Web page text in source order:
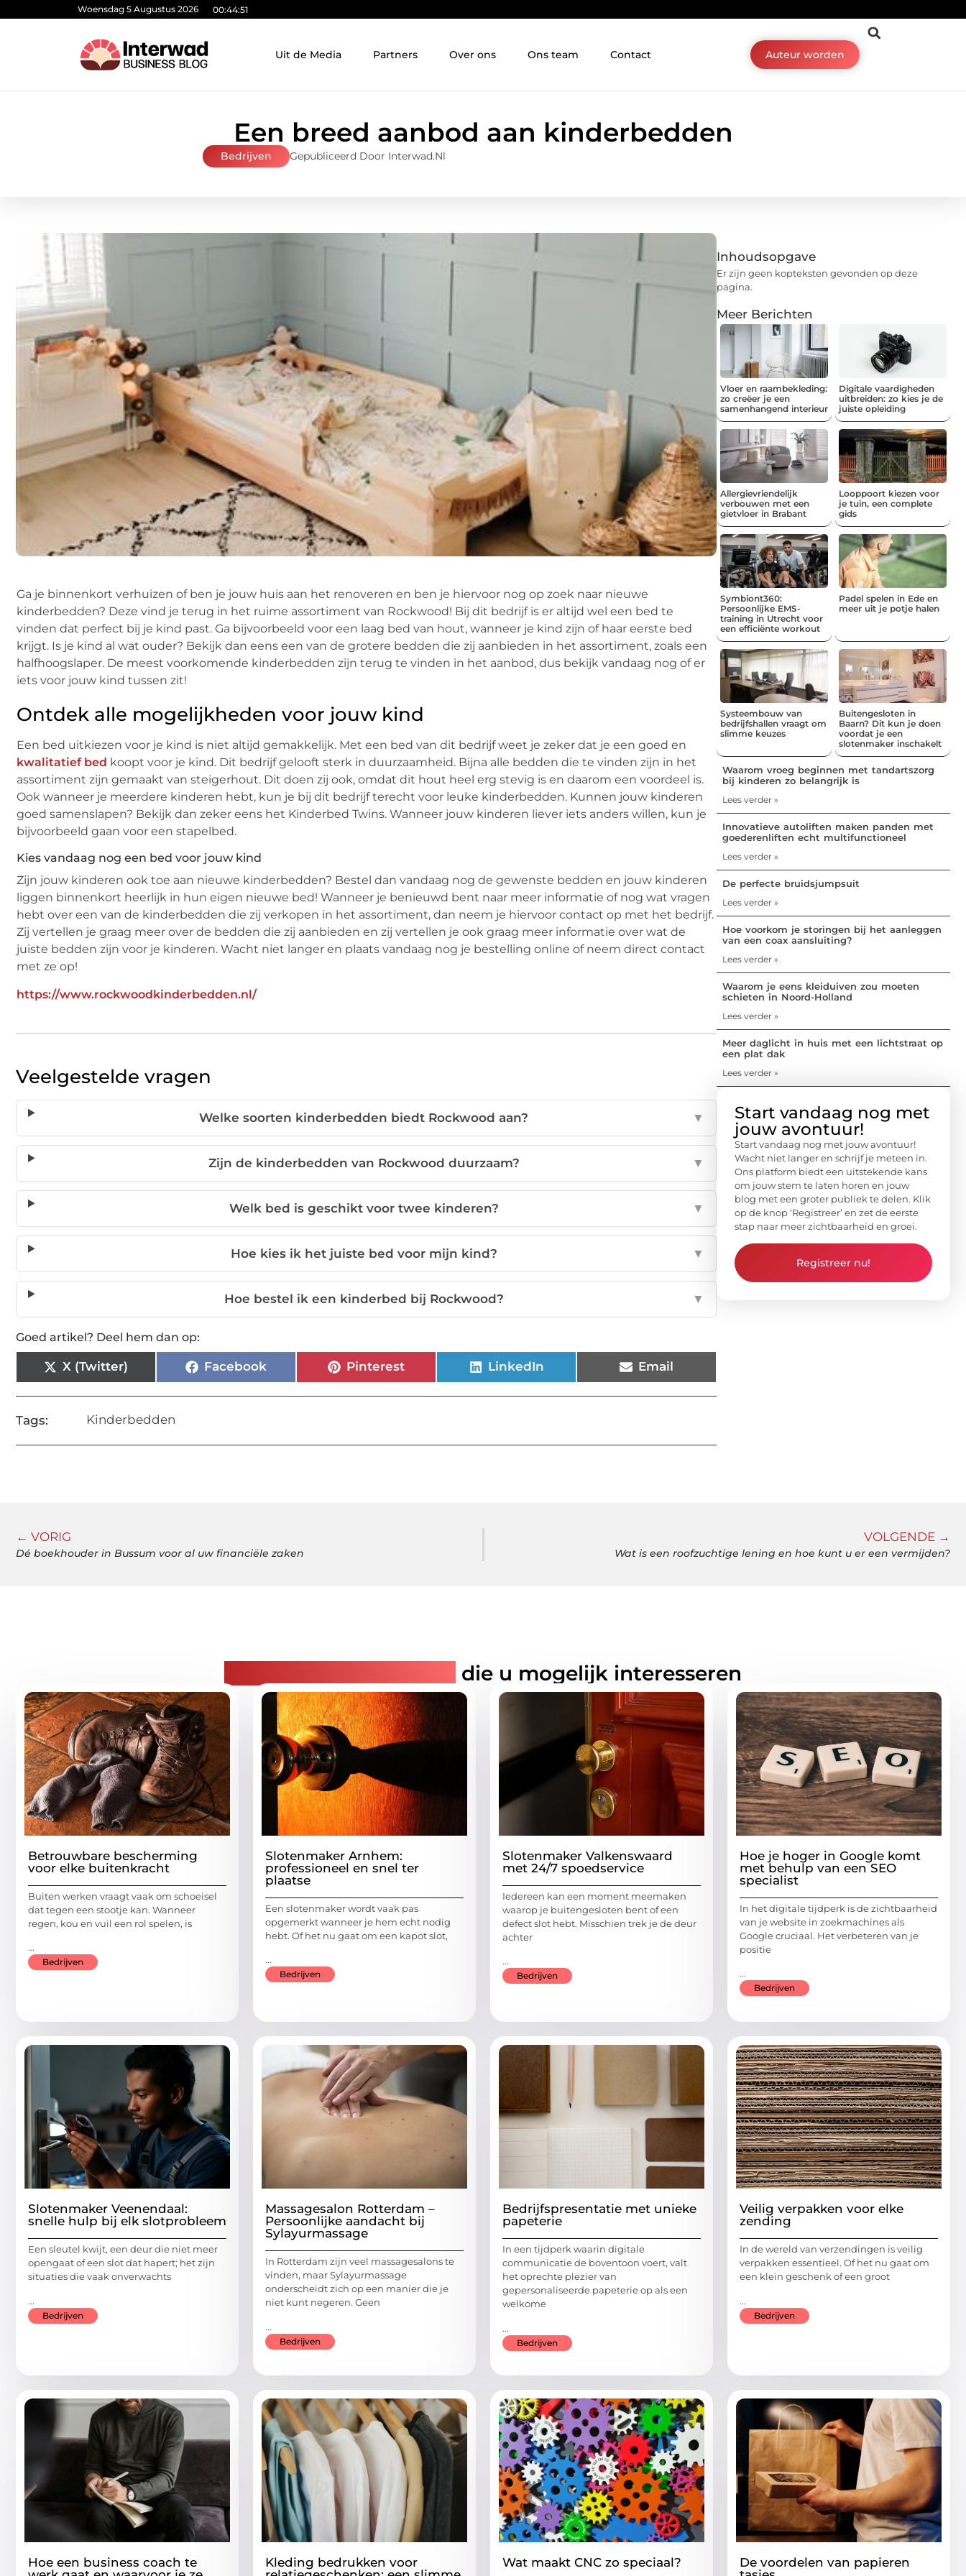
Woensdag 5 Augustus 2026 00:44:52
Uit de Media Partners Over ons Ons team Contact Auteur worden
Een breed aanbod aan kinderbedden
Bedrijven Gepubliceerd Door Interwad.nl
Ga je binnenkort verhuizen of ben je jouw huis aan het renoveren en ben je hiervoor nog op zoek naar nieuwe
kinderbedden? Deze vind je terug in het ruime assortiment van Rockwood! Bij dit bedrijf is er altijd wel een bed te
vinden dat perfect bij je kind past. Ga bijvoorbeeld voor een laag bed van hout, wanneer je kind zijn of haar eerste bed
krijgt. Is je kind al wat ouder? Bekijk dan eens een van de grotere bedden die zij aanbieden in het assortiment, zoals een
halfhoogslaper. De meest voorkomende kinderbedden zijn terug te vinden in het aanbod, dus bekijk vandaag nog of er
iets voor jouw kind tussen zit!
Ontdek alle mogelijkheden voor jouw kind
Een bed uitkiezen voor je kind is niet altijd gemakkelijk. Met een bed van dit bedrijf weet je zeker dat je een goed en
kwalitatief bed koopt voor je kind. Dit bedrijf gelooft sterk in duurzaamheid. Bijna alle bedden die te vinden zijn in het
assortiment zijn gemaakt van steigerhout. Dit doen zij ook, omdat dit hout heel erg stevig is en daarom een voordeel is.
Ook wanneer je meerdere kinderen hebt, kun je bij dit bedrijf terecht voor leuke kinderbedden. Kunnen jouw kinderen
goed samenslapen? Bekijk dan zeker eens het Kinderbed Twins. Wanneer jouw kinderen liever iets anders willen, kun je
bijvoorbeeld gaan voor een stapelbed.
Kies vandaag nog een bed voor jouw kind
Zijn jouw kinderen ook toe aan nieuwe kinderbedden? Bestel dan vandaag nog de gewenste bedden en jouw kinderen
liggen binnenkort heerlijk in hun eigen nieuwe bed! Wanneer je benieuwd bent naar meer informatie of nog wat vragen
hebt over een van de kinderbedden die zij verkopen in het assortiment, dan neem je hiervoor contact op met het bedrijf.
Zij vertellen je graag meer over de bedden die zij aanbieden en zij vertellen je ook graag meer informatie over wat de
juiste bedden zijn voor je kinderen. Wacht niet langer en plaats vandaag nog je bestelling online of neem direct contact
met ze op!
https://www.rockwoodkinderbedden.nl/
Veelgestelde vragen
Welke soorten kinderbedden biedt Rockwood aan? ▼
Zijn de kinderbedden van Rockwood duurzaam? ▼
Welk bed is geschikt voor twee kinderen? ▼
Hoe kies ik het juiste bed voor mijn kind? ▼
Hoe bestel ik een kinderbed bij Rockwood? ▼
Goed artikel? Deel hem dan op:
X (Twitter) Facebook Pinterest LinkedIn Email
Tags: Kinderbedden
Inhoudsopgave
Er zijn geen kopteksten gevonden op deze
pagina.
Meer Berichten
Vloer en raambekleding:
zo creëer je een
samenhangend interieur
Digitale vaardigheden
uitbreiden: zo kies je de
juiste opleiding
Allergievriendelijk
verbouwen met een
gietvloer in Brabant
Looppoort kiezen voor
je tuin, een complete
gids
Symbiont360:
Persoonlijke EMS-
training in Utrecht voor
een efficiënte workout
Padel spelen in Ede en
meer uit je potje halen
Systeembouw van
bedrijfshallen vraagt om
slimme keuzes
Buitengesloten in
Baarn? Dit kun je doen
voordat je een
slotenmaker inschakelt
Waarom vroeg beginnen met tandartszorg
bij kinderen zo belangrijk is
Lees verder »
Innovatieve autoliften maken panden met
goederenliften echt multifunctioneel
Lees verder »
De perfecte bruidsjumpsuit
Lees verder »
Hoe voorkom je storingen bij het aanleggen
van een coax aansluiting?
Lees verder »
Waarom je eens kleiduiven zou moeten
schieten in Noord-Holland
Lees verder »
Meer daglicht in huis met een lichtstraat op
een plat dak
Lees verder »
Start vandaag nog met
jouw avontuur!
Start vandaag nog met jouw avontuur!
Wacht niet langer en schrijf je meteen in.
Ons platform biedt een uitstekende kans
om jouw stem te laten horen en jouw
blog met een groter publiek te delen. Klik
op de knop ‘Registreer’ en zet de eerste
stap naar meer zichtbaarheid en groei.
Registreer nu!
← VORIG
Dé boekhouder in Bussum voor al uw financiële zaken
VOLGENDE →
Wat is een roofzuchtige lening en hoe kunt u er een vermijden?
die u mogelijk interesseren
Betrouwbare bescherming
voor elke buitenkracht
Buiten werken vraagt vaak om schoeisel
dat tegen een stootje kan. Wanneer
regen, kou en vuil een rol spelen, is
...
Bedrijven
Slotenmaker Arnhem:
professioneel en snel ter
plaatse
Een slotenmaker wordt vaak pas
opgemerkt wanneer je hem echt nodig
hebt. Of het nu gaat om een kapot slot,
...
Bedrijven
Slotenmaker Valkenswaard
met 24/7 spoedservice
Iedereen kan een moment meemaken
waarop je buitengesloten bent of een
defect slot hebt. Misschien trek je de deur
achter
...
Bedrijven
Hoe je hoger in Google komt
met behulp van een SEO
specialist
In het digitale tijdperk is de zichtbaarheid
van je website in zoekmachines als
Google cruciaal. Het verbeteren van je
positie
...
Bedrijven
Slotenmaker Veenendaal:
snelle hulp bij elk slotprobleem
Een sleutel kwijt, een deur die niet meer
opengaat of een slot dat hapert; het zijn
situaties die vaak onverwachts
...
Bedrijven
Massagesalon Rotterdam –
Persoonlijke aandacht bij
Sylayurmassage
In Rotterdam zijn veel massagesalons te
vinden, maar Sylayurmassage
onderscheidt zich op een manier die je
niet kunt negeren. Geen
...
Bedrijven
Bedrijfspresentatie met unieke
papeterie
In een tijdperk waarin digitale
communicatie de boventoon voert, valt
het oprechte plezier van
gepersonaliseerde papeterie op als een
welkome
...
Bedrijven
Veilig verpakken voor elke
zending
In de wereld van verzendingen is veilig
verpakken essentieel. Of het nu gaat om
een klein geschenk of een groot
...
Bedrijven
Hoe een business coach te
Kleding bedrukken voor
Wat maakt CNC zo speciaal?
De voordelen van papieren